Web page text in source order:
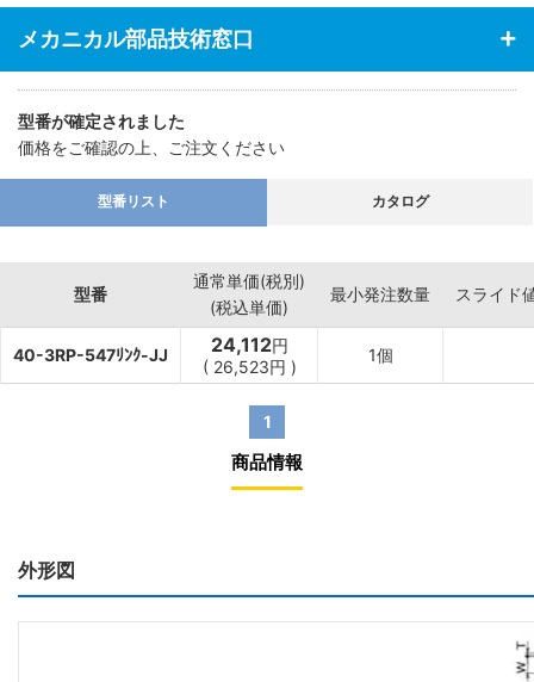
メカニカル部品技術窓口
型番が確定されました
価格をご確認の上、ご注文ください
型番リスト カタログ
型番
通常単価(税別)
(税込単価)
最小発注数量 スライド
40-3RP-547ﾘﾝｸ-JJ 24,112円
( 26,523円 )
1個
1
商品情報
外形図